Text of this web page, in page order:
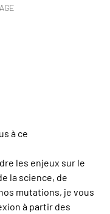
à ce
les enjeux sur le
la science, de
mutations, je vous
à partir des